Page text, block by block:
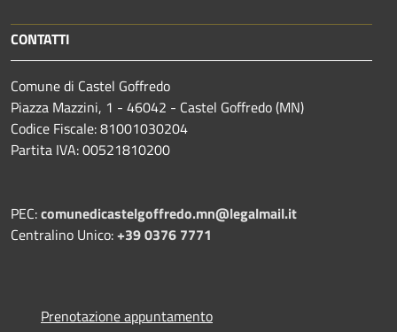
CONTATTI
Comune di Castel Goffredo
Piazza Mazzini, 1 - 46042 - Castel Goffredo (MN)
Codice Fiscale: 81001030204
Partita IVA: 00521810200
PEC:comunedicastelgoffredo.mn@legalmail.it
Centralino Unico:+39 0376 7771
Prenotazione appuntamento